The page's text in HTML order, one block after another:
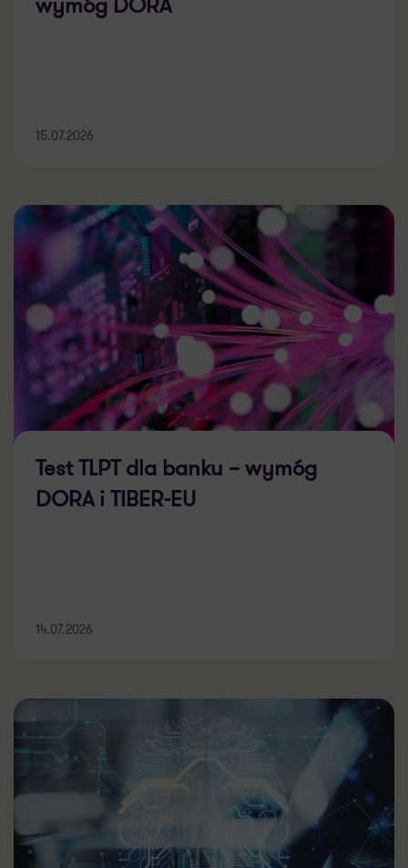
15.07.2026
Test TLPT dla banku – wymóg
DORA i TIBER-EU
14.07.2026